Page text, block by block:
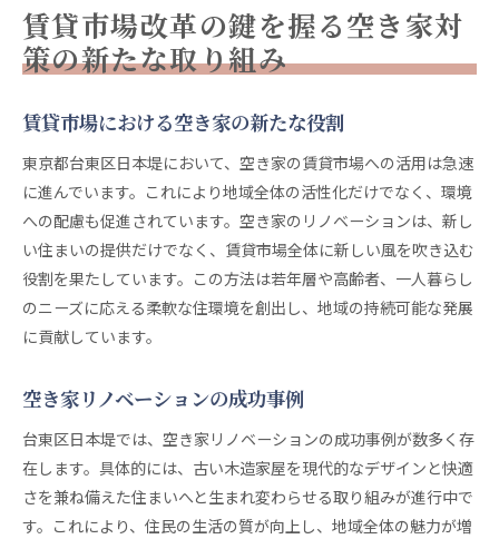
賃貸市場改革の鍵を握る空き家対
策の新たな取り組み
賃貸市場における空き家の新たな役割
東京都台東区日本堤において、空き家の賃貸市場への活用は急速
に進んでいます。これにより地域全体の活性化だけでなく、環境
への配慮も促進されています。空き家のリノベーションは、新し
い住まいの提供だけでなく、賃貸市場全体に新しい風を吹き込む
役割を果たしています。この方法は若年層や高齢者、一人暮らし
のニーズに応える柔軟な住環境を創出し、地域の持続可能な発展
に貢献しています。
空き家リノベーションの成功事例
台東区日本堤では、空き家リノベーションの成功事例が数多く存
在します。具体的には、古い木造家屋を現代的なデザインと快適
さを兼ね備えた住まいへと生まれ変わらせる取り組みが進行中で
す。これにより、住民の生活の質が向上し、地域全体の魅力が増